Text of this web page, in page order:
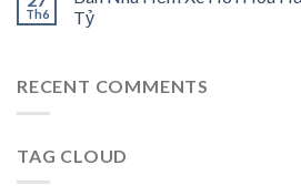
Th6
Tỷ
RECENT COMMENTS
TAG CLOUD